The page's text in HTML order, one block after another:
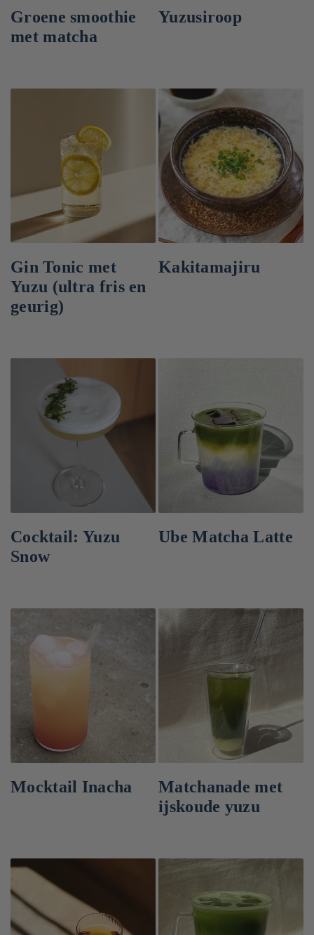
Groene smoothie
met matcha
Yuzusiroop
Gin Tonic met
Yuzu (ultra fris en
geurig)
Kakitamajiru
Cocktail: Yuzu
Snow
Ube Matcha Latte
Mocktail Inacha
Matchanade met
ijskoude yuzu